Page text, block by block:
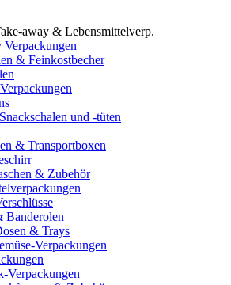
away & Lebensmittelverp.
Verpackungen
& Feinkostbecher
und -tüten
& Transportboxen
& Zubehör
Banderolen
& Trays
Verpackungen
Verpackungen